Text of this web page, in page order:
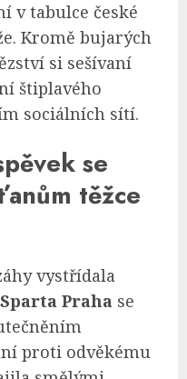
v tabulce české
Kromě bujarých
si sešívaní
štiplavého
sociálních sítí.
se
těžce
vystřídala
Praha se
proti odvěkému